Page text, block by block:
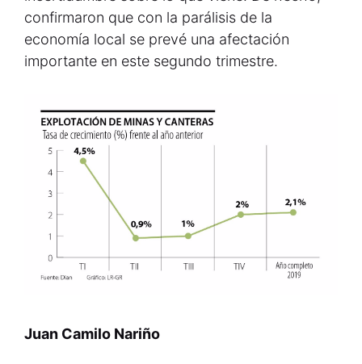
confirmaron que con la parálisis de la
economía local se prevé una afectación
importante en este segundo trimestre.
Juan Camilo Nariño